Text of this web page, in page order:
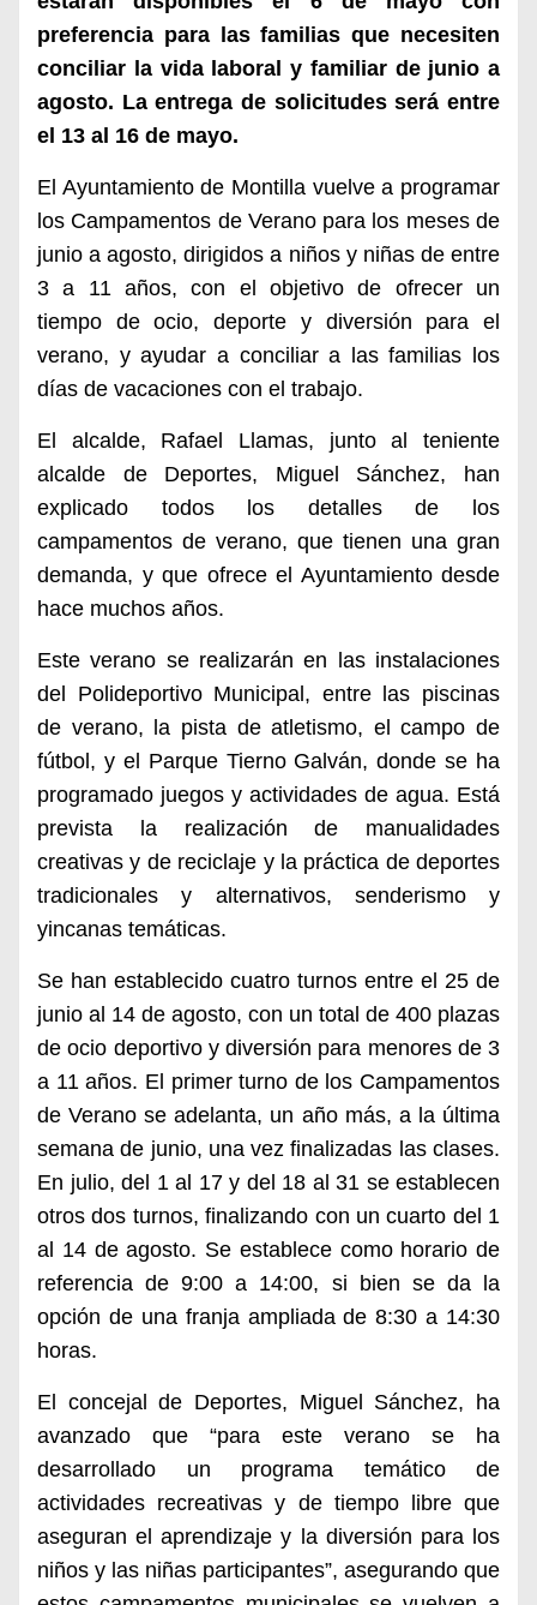
preferencia para las familias que necesiten
conciliar la vida laboral y familiar de junio a
agosto. La entrega de solicitudes será entre
el 13 al 16 de mayo.
El Ayuntamiento de Montilla vuelve a programar
los Campamentos de Verano para los meses de
junio a agosto, dirigidos a niños y niñas de entre
3 a 11 años, con el objetivo de ofrecer un
tiempo de ocio, deporte y diversión para el
verano, y ayudar a conciliar a las familias los
días de vacaciones con el trabajo.
El alcalde, Rafael Llamas, junto al teniente
alcalde de Deportes, Miguel Sánchez, han
explicado todos los detalles de los
campamentos de verano, que tienen una gran
demanda, y que ofrece el Ayuntamiento desde
hace muchos años.
Este verano se realizarán en las instalaciones
del Polideportivo Municipal, entre las piscinas
de verano, la pista de atletismo, el campo de
fútbol, y el Parque Tierno Galván,donde se ha
programado juegos y actividades de agua. Está
prevista la realización de manualidades
creativas y de reciclaje y la práctica de deportes
tradicionales y alternativos, senderismo y
yincanas temáticas.
Se han establecido cuatro turnos entre el 25 de
junio al 14 de agosto, con un total de 400 plazas
de ocio deportivo y diversión para menores de 3
a 11 años. El primer turno de los Campamentos
de Verano se adelanta, un año más, a la última
semana de junio, una vez finalizadas las clases.
En julio, del 1 al 17 y del 18 al 31 se establecen
otros dos turnos, finalizando con un cuarto del 1
al 14 de agosto. Se establece como horario de
referencia de 9:00 a 14:00, si bien se da la
opción de una franja ampliada de 8:30 a 14:30
horas.
El concejal de Deportes, Miguel Sánchez, ha
avanzado que “para este verano se ha
desarrollado un programa temático de
actividades recreativas y de tiempo libre que
aseguran el aprendizaje y la diversión para los
niños y las niñas participantes”, asegurando que